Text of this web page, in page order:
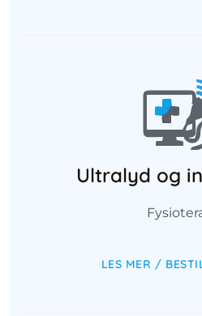
Ultralyd og
LES MER /